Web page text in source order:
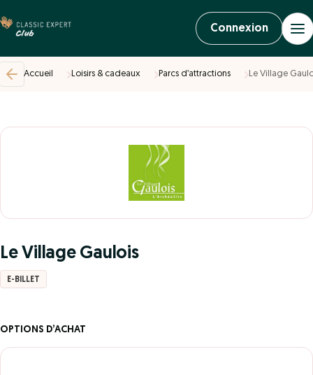
Connexion
Accueil Loisirs & cadeaux Parcs d’attractions Le Village
Le Village Gaulois
E-BILLET
OPTIONS D’ACHAT